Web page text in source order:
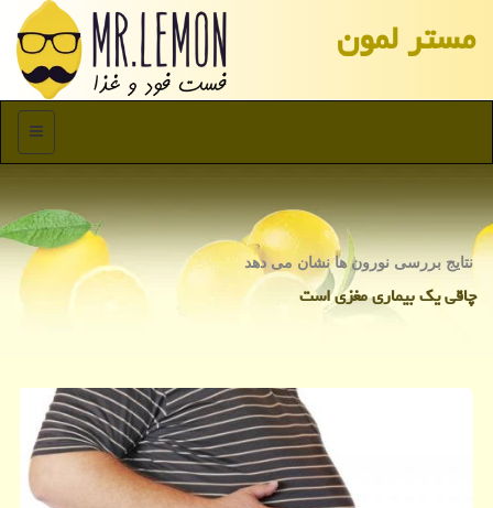
مستر لمون
منو
نتایج بررسی نورون ها نشان می دهد
چاقی یك بیماری مغزی است